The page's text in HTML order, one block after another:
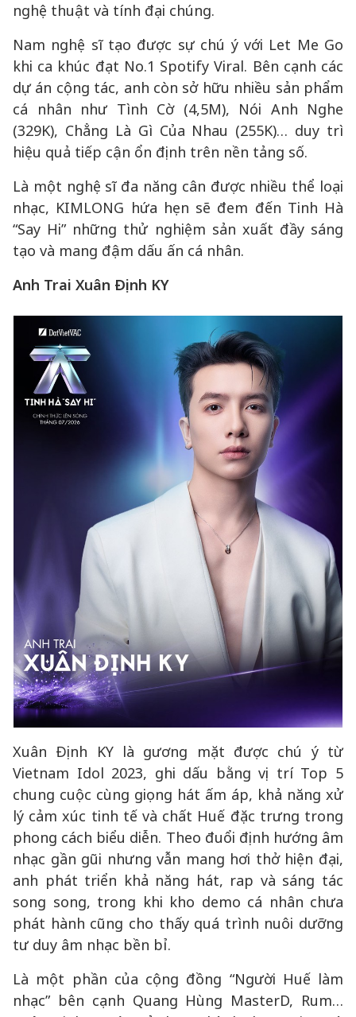
nghệ thuật và tính đại chúng.
Nam nghệ sĩ tạo được sự chú ý với Let Me Go
khi ca khúc đạt No.1 Spotify Viral. Bên cạnh các
dự án cộng tác, anh còn sở hữu nhiều sản phẩm
cá nhân như Tình Cờ (4,5M), Nói Anh Nghe
(329K), Chẳng Là Gì Của Nhau (255K)… duy trì
hiệu quả tiếp cận ổn định trên nền tảng số.
Là một nghệ sĩ đa năng cân được nhiều thể loại
nhạc, KIMLONG hứa hẹn sẽ đem đến Tinh Hà
“Say Hi” những thử nghiệm sản xuất đầy sáng
tạo và mang đậm dấu ấn cá nhân.
Anh Trai Xuân Định KY
Xuân Định KY là gương mặt được chú ý từ
Vietnam Idol 2023, ghi dấu bằng vị trí Top 5
chung cuộc cùng giọng hát ấm áp, khả năng xử
lý cảm xúc tinh tế và chất Huế đặc trưng trong
phong cách biểu diễn. Theo đuổi định hướng âm
nhạc gần gũi nhưng vẫn mang hơi thở hiện đại,
anh phát triển khả năng hát, rap và sáng tác
song song, trong khi kho demo cá nhân chưa
phát hành cũng cho thấy quá trình nuôi dưỡng
tư duy âm nhạc bền bỉ.
Là một phần của cộng đồng “Người Huế làm
nhạc” bên cạnh Quang Hùng MasterD, Rum…